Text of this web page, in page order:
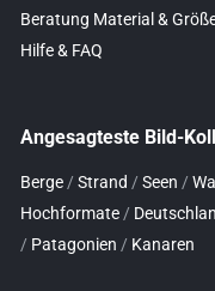
Beratung Material &
Hilfe & FAQ
Angesagteste Bild-
Berge / Strand / Seen /
Hochformate /
/ Patagonien / Kanaren